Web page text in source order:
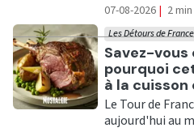
07-08-2026 | 2
Ecouter
Savez-vous
pourquoi
à la
Les Détours de
Le Tour de
aujourd'hui au